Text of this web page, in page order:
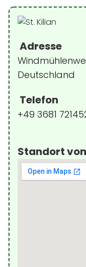
Adresse
Deutschland
Telefon
+49 3681
Standort